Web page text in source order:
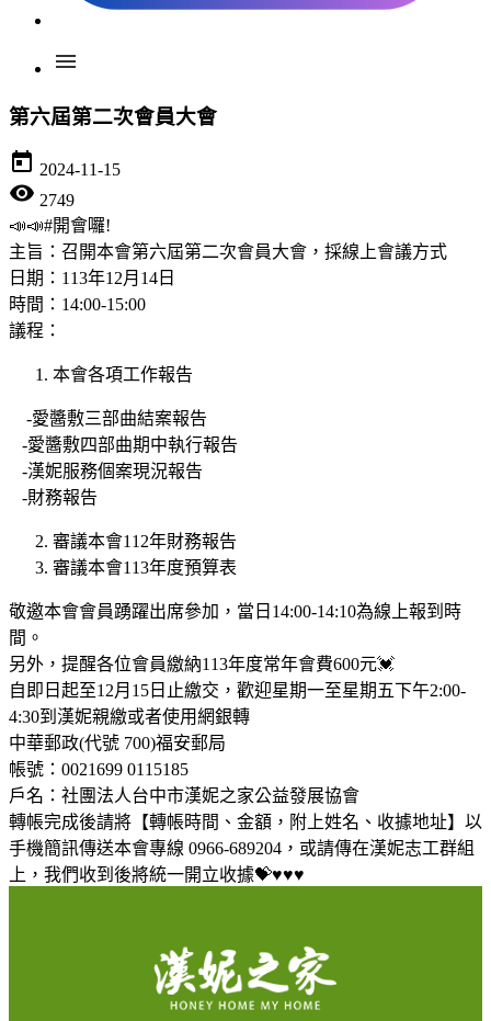
menu
第六屆第二次會員大會
today 2024-11-15
visibility 2749
📣📣#開會囉!
主旨：召開本會第六屆第二次會員大會，採線上會議方式
日期：113年12月14日
時間：14:00-15:00
議程：
本會各項工作報告
-愛醬敷三部曲結案報告
-愛醬敷四部曲期中執行報告
-漢妮服務個案現況報告
-財務報告
審議本會112年財務報告
審議本會113年度預算表
敬邀本會會員踴躍出席參加，當日14:00-14:10為線上報到時
間。
另外，提醒各位會員繳納113年度常年會費600元💓
自即日起至12月15日止繳交，歡迎星期一至星期五下午2:00-
4:30到漢妮親繳或者使用網銀轉
中華郵政(代號 700)福安郵局
帳號：0021699 0115185
戶名：社團法人台中市漢妮之家公益發展協會
轉帳完成後請將【轉帳時間、金額，附上姓名、收據地址】以
手機簡訊傳送本會專線 0966-689204，或請傳在漢妮志工群組
上，我們收到後將統一開立收據💝♥️♥️♥️